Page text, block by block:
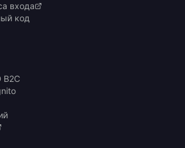
входа
код
B2C